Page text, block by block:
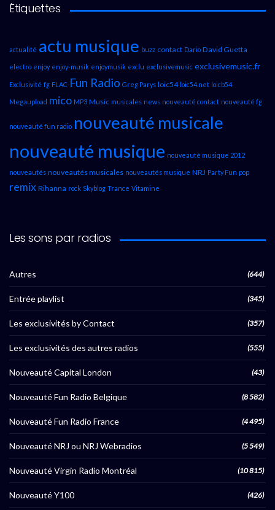
Étiquettes
actualité actu musique buzz contact Dario David Guetta
electro enjoy enjoy-musik enjoymusik exclu exclusivemusic exclusivemusic.fr
Exclusivité fg FLAC Fun Radio Greg Parys loic54 loic54.net loicb54
Megaupload mico MP3 Music musicales news nouveauté contact nouveauté fg
nouveauté fun radio nouveauté musicale
nouveauté musique nouveauté musique 2012
nouveautés nouveautés musicales nouveautés musique NRJ Party Fun pop
remix Rihanna rock Skyblog Trance Vitamine
Les sons par radios
Autres (644)
Entrée playlist (345)
Les exclusivités by Contact (357)
Les exclusivités des autres radios (555)
Nouveauté Capital London (43)
Nouveauté Fun Radio Belgique (8 582)
Nouveauté Fun Radio France (4 495)
Nouveauté NRJ ou NRJ Webradios (5 549)
Nouveauté Virgin Radio Montréal (10 815)
Nouveauté Y100 (426)